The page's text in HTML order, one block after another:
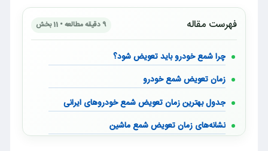
فهرست مقاله 9 دقیقه مطالعه • 11 بخش
چرا شمع خودرو باید تعویض شود؟
زمان تعویض شمع خودرو
جدول بهترین زمان تعویض شمع خودروهای ایرانی
نشانه‌های زمان تعویض شمع ماشین